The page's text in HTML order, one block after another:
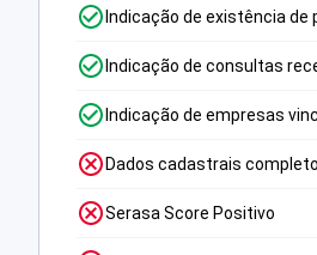
Indicação de existência
Indicação de consultas
Indicação de empresas
Dados cadastrais
Serasa Score Positivo